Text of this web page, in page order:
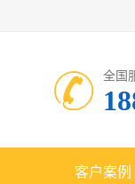
全国
客户案例